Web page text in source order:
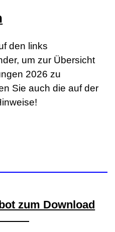
den links
um zur Übersicht
2026 zu
Sie auch die auf der
zum Download